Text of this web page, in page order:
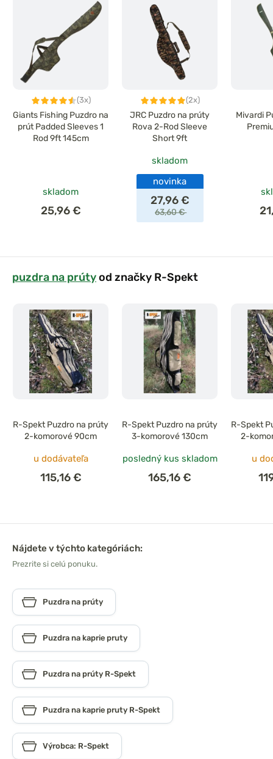
(3x)
Giants Fishing Puzdro na
prút Padded Sleeves 1
Rod 9ft 145cm
skladom
25,96 €
(2x)
JRC Puzdro na prúty
Rova 2-Rod Sleeve
Short 9ft
skladom
novinka
27,96 €
63,60 €
Mivardi
puzdra na prútyod značky R-Spekt
R-Spekt Puzdro na prúty
2-komorové 90cm
u dodávateľa
115,16 €
R-Spekt Puzdro na prúty
3-komorové 130cm
posledný kus skladom
165,16 €
R-Spekt
2-
u
Nájdete v týchto kategóriách:
Prezrite si celú ponuku.
Puzdra na prúty
Puzdra na kaprie pruty
Puzdra na prúty R-Spekt
Puzdra na kaprie pruty R-Spekt
Výrobca: R-Spekt